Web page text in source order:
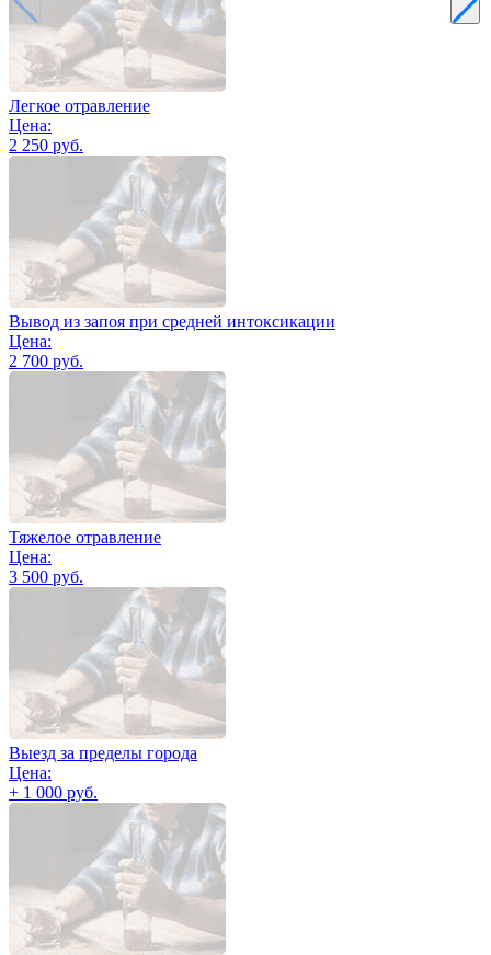
Легкое отравление
Цена:
2 250 руб.
Вывод из запоя при средней интоксикации
Цена:
2 700 руб.
Тяжелое отравление
Цена:
3 500 руб.
Выезд за пределы города
Цена:
+ 1 000 руб.